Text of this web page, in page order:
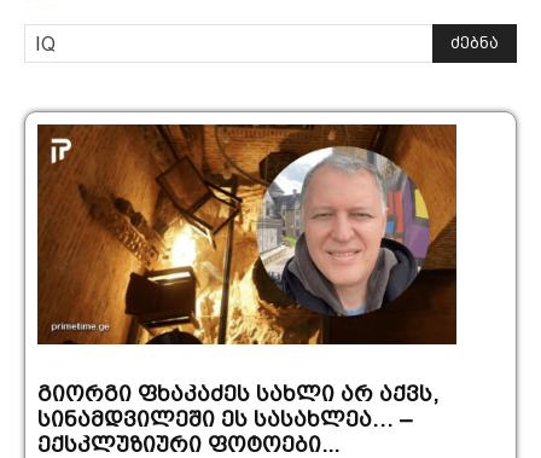
ძებნა
გიორგი ფხაკაძეს სახლი არ აქვს,
სინამდვილეში ეს სასახლეა… –
ექსკლუზიური ფოტოები...